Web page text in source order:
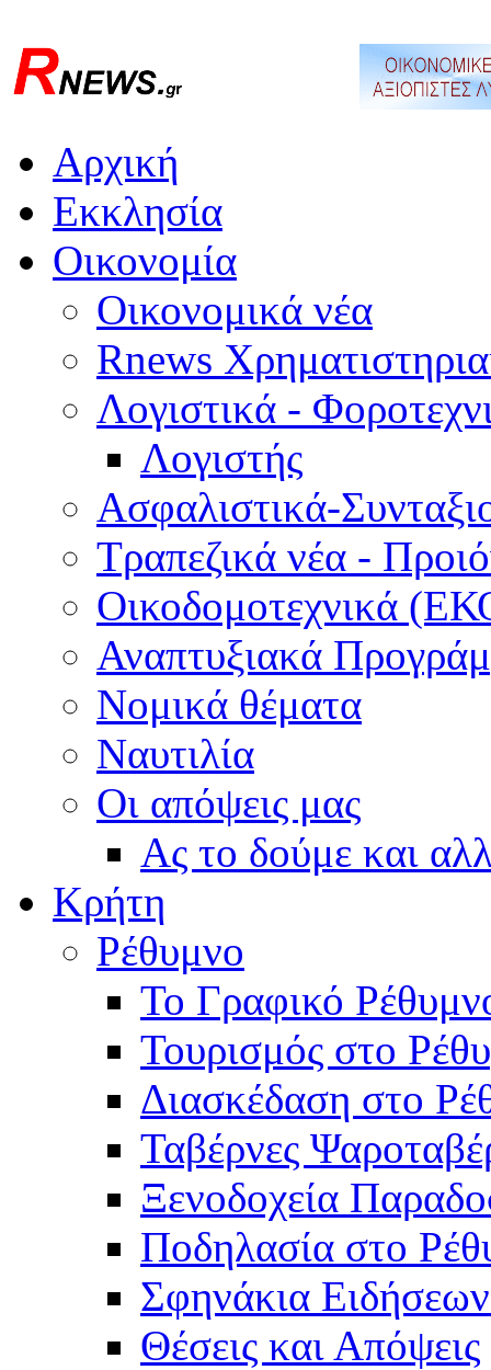
Αρχική
Εκκλησία
Οικονομία
Οικονομικά νέα
Rnews
Λογιστικά -
Λογιστής
Ασφαλιστικά-
Τραπεζικά νέα -
Οικοδομοτεχνικά
Αναπτυξιακά
Νομικά θέματα
Ναυτιλία
Οι απόψεις μας
Ας το δούμε και
Κρήτη
Ρέθυμνο
Το Γραφικό
Τουρισμός στο
Διασκέδαση στο
Ταβέρνες
Ξενοδοχεία
Ποδηλασία στο
Σφηνάκια
Θέσεις και Απόψεις